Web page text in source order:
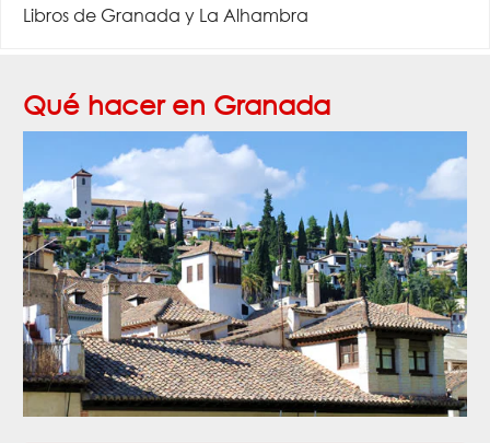
Libros de Granada y La Alhambra
Qué hacer en Granada